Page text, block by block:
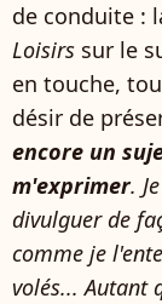
de conduite :
Loisirs sur le
en touche,
désir de
encore un
m'exprimer.
divulguer de
comme je
volés... Autant